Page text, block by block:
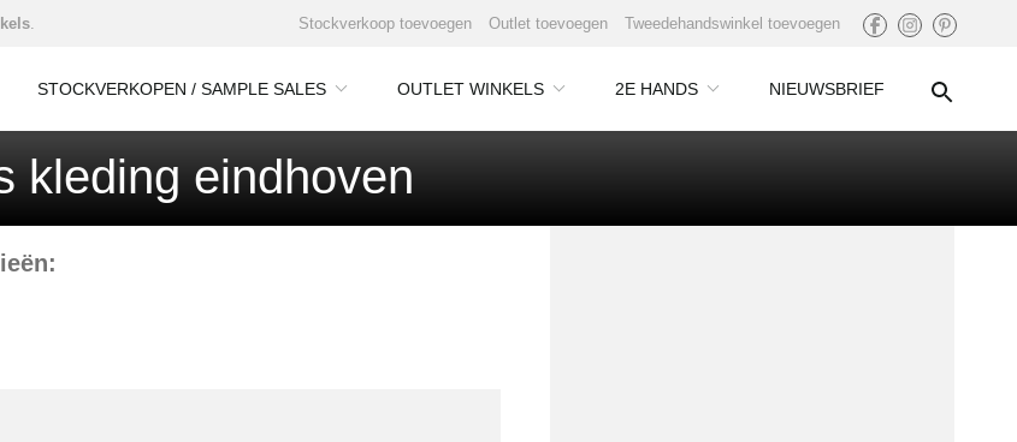
. Stockverkoop toevoegen Outlet toevoegen Tweedehandswinkel toevoegen
STOCKVERKOPEN / SAMPLE SALES OUTLET WINKELS 2E HANDS NIEUWSBRIEF
kleding eindhoven